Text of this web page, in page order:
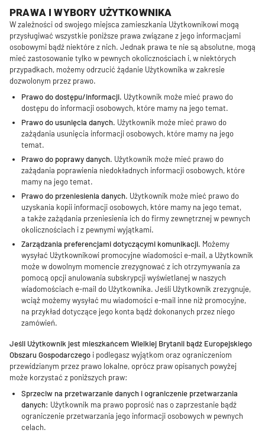
PRAWA I WYBORY UŻYTKOWNIKA
W zależności od swojego miejsca zamieszkania Użytkownikowi mogą
przysługiwać wszystkie poniższe prawa związane z jego informacjami
osobowymi bądź niektóre z nich. Jednak prawa te nie są absolutne, mogą
mieć zastosowanie tylko w pewnych okolicznościach i, w niektórych
przypadkach, możemy odrzucić żądanie Użytkownika w zakresie
dozwolonym przez prawo.
Prawo do dostępu/informacji. Użytkownik może mieć prawo do
dostępu do informacji osobowych, które mamy na jego temat.
Prawo do usunięcia danych. Użytkownik może mieć prawo do
zażądania usunięcia informacji osobowych, które mamy na jego
temat.
Prawo do poprawy danych. Użytkownik może mieć prawo do
zażądania poprawienia niedokładnych informacji osobowych, które
mamy na jego temat.
Prawo do przeniesienia danych. Użytkownik może mieć prawo do
uzyskania kopii informacji osobowych, które mamy na jego temat,
a także zażądania przeniesienia ich do firmy zewnętrznej w pewnych
okolicznościach i z pewnymi wyjątkami.
Zarządzania preferencjami dotyczącymi komunikacji. Możemy
wysyłać Użytkownikowi promocyjne wiadomości e-mail, a Użytkownik
może w dowolnym momencie zrezygnować z ich otrzymywania za
pomocą opcji anulowania subskrypcji wyświetlanej w naszych
wiadomościach e-mail do Użytkownika. Jeśli Użytkownik zrezygnuje,
wciąż możemy wysyłać mu wiadomości e-mail inne niż promocyjne,
na przykład dotyczące jego konta bądź dokonanych przez niego
zamówień.
Jeśli Użytkownik jest mieszkańcem Wielkiej Brytanii bądź Europejskiego
Obszaru Gospodarczego i podlegasz wyjątkom oraz ograniczeniom
przewidzianym przez prawo lokalne, oprócz praw opisanych powyżej
może korzystać z poniższych praw:
Sprzeciw na przetwarzanie danych i ograniczenie przetwarzania
danych: Użytkownik ma prawo poprosić nas o zaprzestanie bądź
ograniczenie przetwarzania jego informacji osobowych w pewnych
celach.